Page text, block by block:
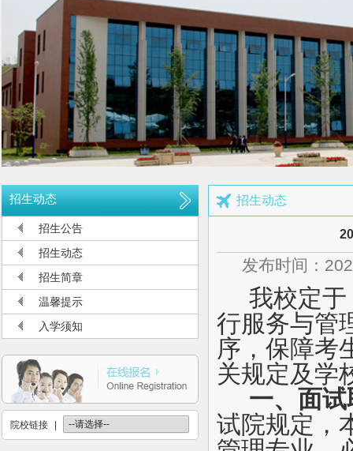
长沙航空职业技术学院2026年报考指南
长沙航空职业技术学院2026年招生计划发布
长沙航空职业技术学院2026年招生章程
2026年单招录取分数线及录取名单公示
2026年单独招生一志愿考试成绩查询
关于参加2026年单独招生考试的温馨提示
公布2026年高考招生录取使用电话号码
长沙航空职业技术学院空中乘务、机场运行服务与管理报考须知
多少分可报考长沙航空职业技术学院
长沙航空职业技术学院2026年定向培养军士报考须知
长沙航空职业技术学院2026年报考指南
长沙航空职业技术学院2026年招生计划发布
长沙航空职业技术学院2026年招生章程
2026年单招录取分数线及录取名单公示
2026年单独招生一志愿考试成绩查询
关于参加2026年单独招生考试的温馨提示
招生动态
招生公告
招生动态
招生简章
温馨提示
入学须知
院校链接
招生动态
发布时间：
我校定于
行服务与管
序，保障考
关规定及学
一、面
试院规定，